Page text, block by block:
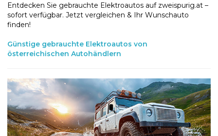
Entdecken Sie gebrauchte Elektroautos auf zweispurig.at –
sofort verfügbar. Jetzt vergleichen & Ihr Wunschauto
finden!
Günstige gebrauchte Elektroautos von
österreichischen Autohändlern